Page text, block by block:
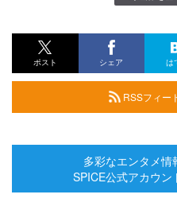
ポスト シェア は
RSSフィー
多彩なエンタメ情
SPICE公式アカウン